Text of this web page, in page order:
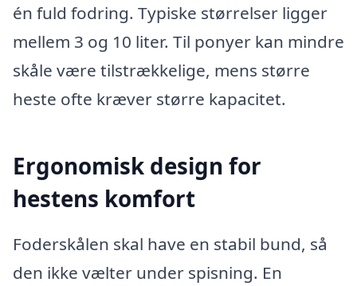
én fuld fodring. Typiske størrelser ligger
mellem 3 og 10 liter. Til ponyer kan mindre
skåle være tilstrækkelige, mens større
heste ofte kræver større kapacitet.
Ergonomisk design for
hestens komfort
Foderskålen skal have en stabil bund, så
den ikke vælter under spisning. En